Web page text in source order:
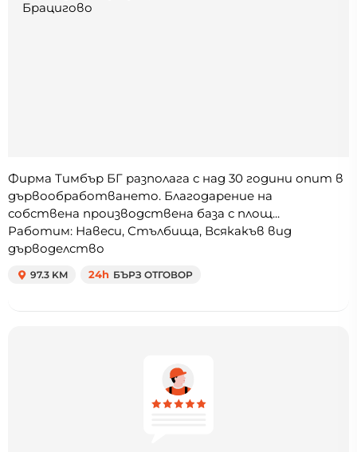
Брацигово
Фирма Тимбър БГ разполага с над 30 години опит в
дървообработването. Благодарение на
собствена производствена база с площ...
Работим: Навеси, Стълбища, Всякакъв вид
дърводелство
97.3 KM 24h БЪРЗ ОТГОВОР